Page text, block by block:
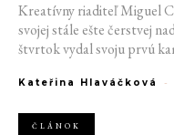
Kreatívny riaditeľ Miguel
svojej stále ešte čerstvej
štvrtok vydal svoju prvú
návrhár do módneho
podobu ženskosti.
Kateřina Hlaváčková -
ČLÁNOK